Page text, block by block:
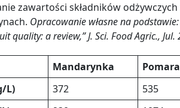
zawartości składników
Opracowanie własne na podstawie:
quality: a review,” J. Sci. Food Agric., Jul.
Mandarynka
L)
372 535